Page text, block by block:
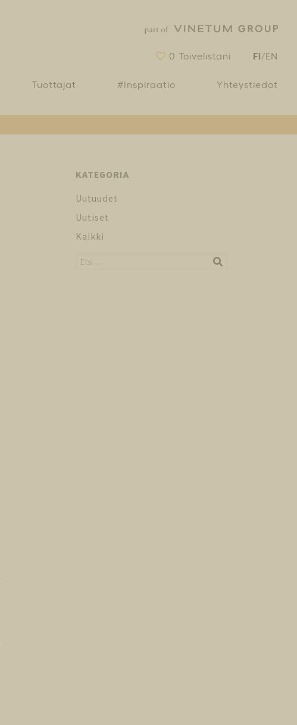
0 Toivelistani FI/EN
Tuottajat #Inspiraatio Yhteystiedot
KATEGORIA
Uutuudet
Uutiset
Kaikki